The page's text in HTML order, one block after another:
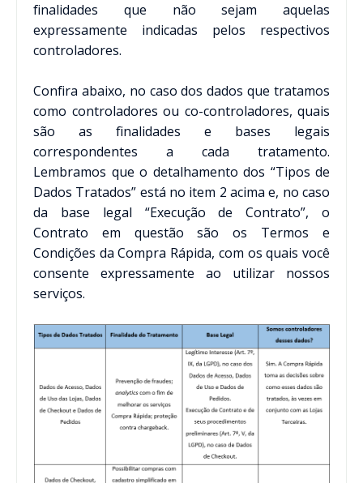
finalidades que não sejam aquelas
expressamente indicadas pelos respectivos
controladores.
Confira abaixo, no caso dos dados que tratamos
como controladores ou co-controladores, quais
são as finalidades e bases legais
correspondentes a cada tratamento.
Lembramos que o detalhamento dos “Tipos de
Dados Tratados” está no item 2 acima e, no caso
da base legal “Execução de Contrato”, o
Contrato em questão são os Termos e
Condições da Compra Rápida, com os quais você
consente expressamente ao utilizar nossos
serviços.